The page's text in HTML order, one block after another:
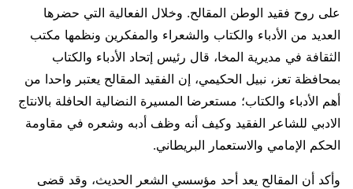
على روح فقيد الوطن المقالح. وخلال الفعالية التي حضرها
العديد من الأدباء والكتاب والشعراء والمفكرين ونظمها مكتب
الثقافة في مديرية المخا، قال رئيس إتحاد الأدباء والكتاب
بمحافظة تعز، نبيل الحكيمي، إن الفقيد المقالح يعتبر واحدا من
أهم الأدباء والكتاب؛ مستعرضا المسيرة النضالية الحافلة بالانتاج
الادبي للشاعر الفقيد وكيف أنه وظف أدبه وشعره في مقاومة
الحكم الإمامي والاستعمار البريطاني.
وأكد أن المقالح يعد أحد مؤسسي الشعر الحديث، وقد قضى